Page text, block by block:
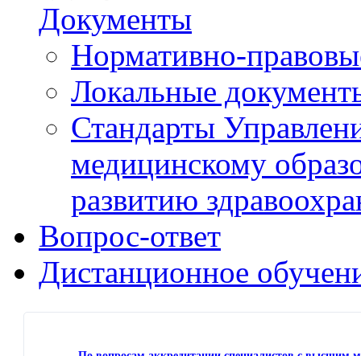
Документы
Нормативно-
Локальные
Стандарты
медицинскому
развитию
Вопрос-ответ
Дистанционное